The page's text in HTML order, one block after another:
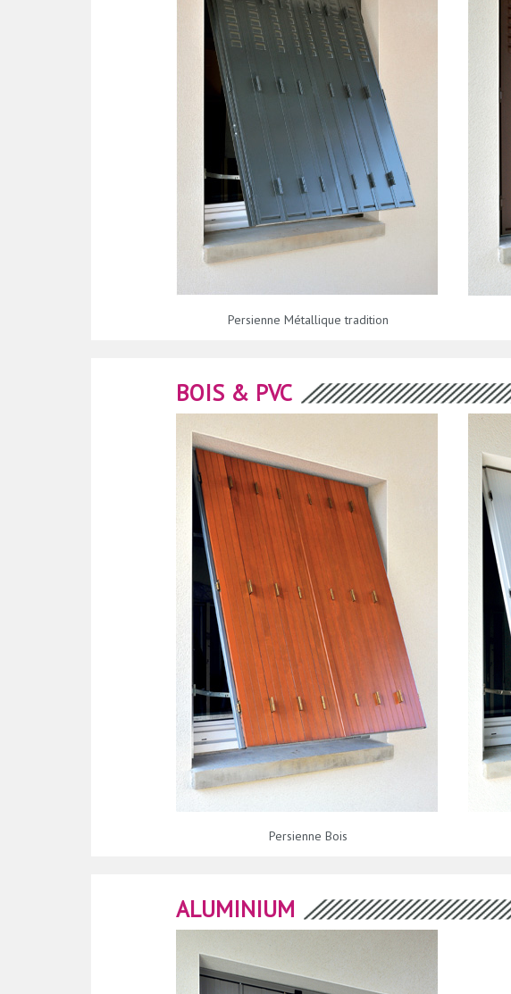
Persienne Métallique tradition
BOIS & PVC
Persienne Bois
ALUMINIUM